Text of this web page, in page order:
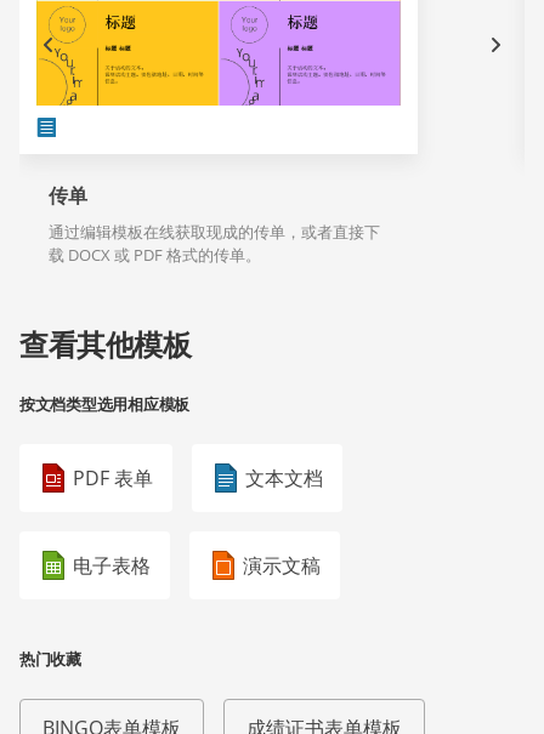
传单
通过编辑模板在线获取现成的传单，或者直接下
载 DOCX 或 PDF 格式的传单。
查看其他模板
按文档类型选用相应模板
PDF 表单 文本文档
电子表格 演示文稿
热门收藏
BINGO表单模板 成绩证书表单模板